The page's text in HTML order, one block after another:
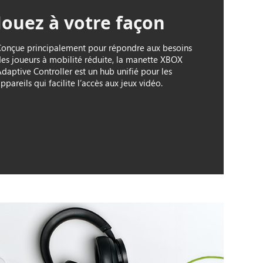
à votre façon
principalement pour répondre aux besoins
joueurs à mobilité réduite, la manette XBOX
Controller est un hub unifié pour les
qui facilite l’accès aux jeux vidéo.